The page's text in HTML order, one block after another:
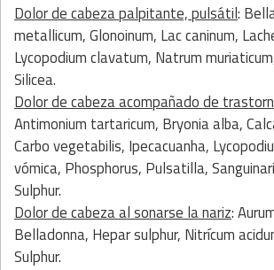
Dolor de cabeza palpitante, pulsátil:
metallicum, Glonoinum, Lac caninum,
Lycopodium clavatum, Natrum
Silicea.
Dolor de cabeza acompañado de
Antimonium tartaricum, Bryonia alba,
Carbo vegetabilis, Ipecacuanha,
vómica, Phosphorus, Pulsatilla,
Sulphur.
Dolor de cabeza al sonarse la nariz:
Belladonna, Hepar sulphur, Nitrícum
Sulphur.